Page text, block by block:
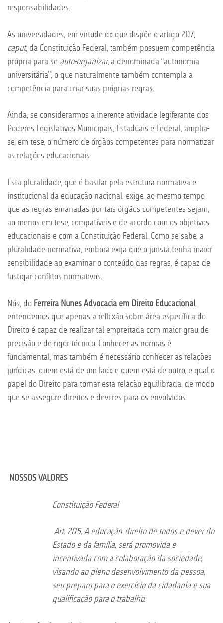
responsabilidades.
As universidades, em virtude do que dispõe o artigo 207,
caput, da Constituição Federal, também possuem competência
própria para se auto-organizar, a denominada “autonomia
universitária”, o que naturalmente também contempla a
competência para criar suas próprias regras.
Ainda, se considerarmos a inerente atividade legiferante dos
Poderes Legislativos Municipais, Estaduais e Federal, amplia-
se, em tese, o número de órgãos competentes para normatizar
as relações educacionais.
Esta pluralidade, que é basilar pela estrutura normativa e
institucional da educação nacional, exige, ao mesmo tempo,
que as regras emanadas por tais órgãos competentes sejam,
ao menos em tese, compatíveis e de acordo com os objetivos
educacionais e com a Constituição Federal. Como se sabe, a
pluralidade normativa, embora exija que o jurista tenha maior
sensibilidade ao examinar o conteúdo das regras, é capaz de
fustigar conflitos normativos.
Nós, do Ferreira Nunes Advocacia em Direito Educacional,
entendemos que apenas a reflexão sobre área específica do
Direito é capaz de realizar tal empreitada com maior grau de
precisão e de rigor técnico. Conhecer as normas é
fundamental, mas também é necessário conhecer as relações
jurídicas, quem está de um lado e quem está de outro, e qual o
papel do Direito para tornar esta relação equilibrada, de modo
que se assegure direitos e deveres para os envolvidos.
NOSSOS VALORES
Constituição Federal
Art. 205. A educação, direito de todos e dever do
Estado e da família, será promovida e
incentivada com a colaboração da sociedade,
visando ao pleno desenvolvimento da pessoa,
seu preparo para o exercício da cidadania e sua
qualificação para o trabalho.